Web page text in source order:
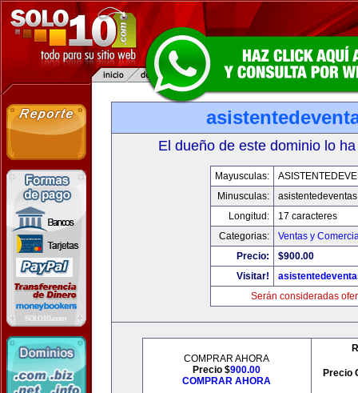
El dueño de este dominio lo
Mayusculas:
Minusculas:
Longitud:
17 caracteres
Categorias:
Ventas y
Precio:
$900.00
Visitar!
Serán consideradas
COMPRAR AHORA
Precio $900.00
COMPRAR AHORA
Precio